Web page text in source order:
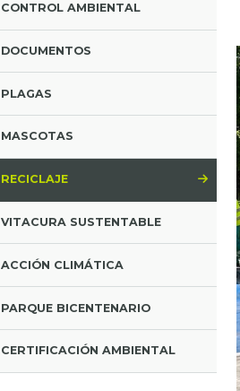
CONTROL AMBIENTAL
DOCUMENTOS
PLAGAS
MASCOTAS
RECICLAJE
VITACURA SUSTENTABLE
ACCIÓN CLIMÁTICA
PARQUE BICENTENARIO
CERTIFICACIÓN AMBIENTAL